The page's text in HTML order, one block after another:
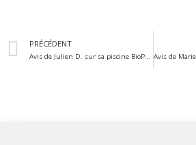
PRÉCÉDENT
Avis de Julien D. sur sa piscine BioPoolTech